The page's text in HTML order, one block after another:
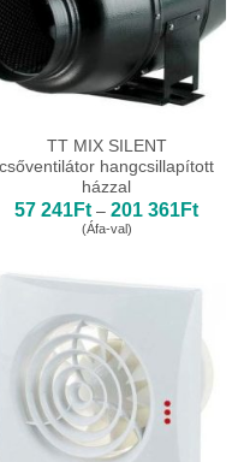
TT MIX SILENT
csőventilátor hangcsillapított
házzal
57 241Ft – 201 361Ft
361Ft
(Áfa-val)